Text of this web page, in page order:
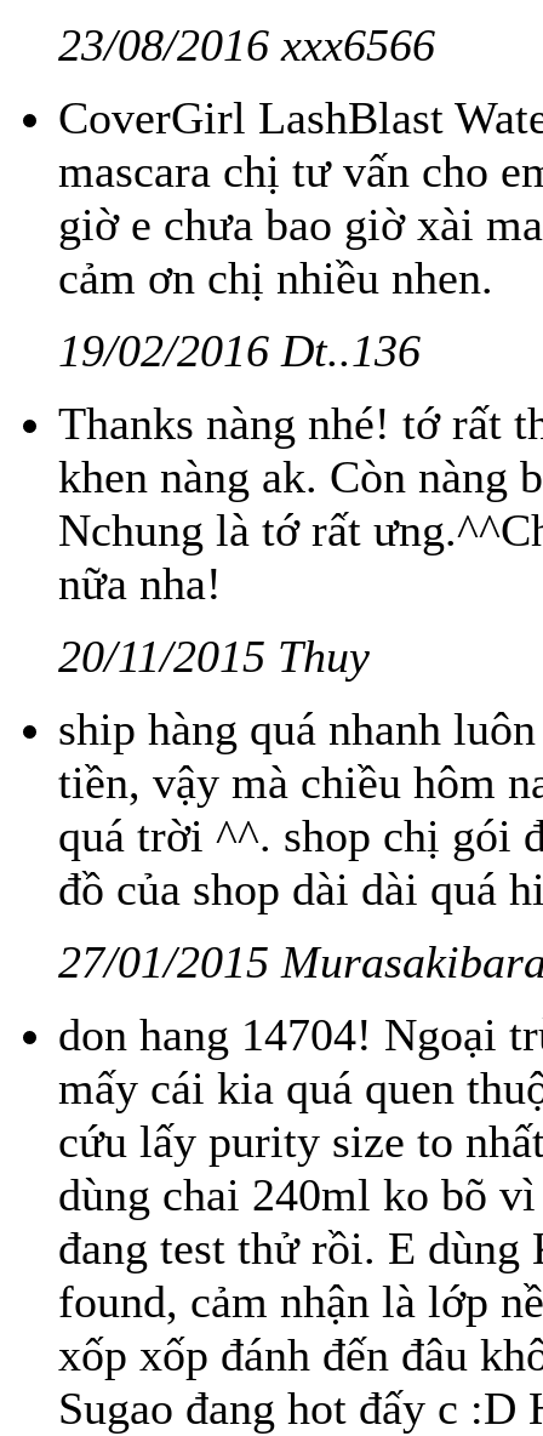
23/08/2016 xxx6566
CoverGirl LashBlast
mascara chị tư vấn cho
giờ e chưa bao giờ xài
cảm ơn chị nhiều nhen.
19/02/2016 Dt..136
Thanks nàng nhé! tớ rất
khen nàng ak. Còn nàng
Nchung là tớ rất
nữa nha!
20/11/2015 Thuy
ship hàng quá nhanh
tiền, vậy mà chiều hôm
quá trời ^^. shop chị gói
đồ của shop dài dài quá
27/01/2015
don hang 14704! Ngoại
mấy cái kia quá quen
cứu lấy purity size to
dùng chai 240ml ko bõ
đang test thử rồi. E
found, cảm nhận là lớp
xốp xốp đánh đến đâu
Sugao đang hot đấy c :D